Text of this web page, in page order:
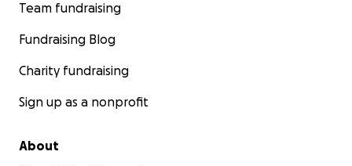
Team fundraising
Fundraising Blog
Charity fundraising
Sign up as a nonprofit
About